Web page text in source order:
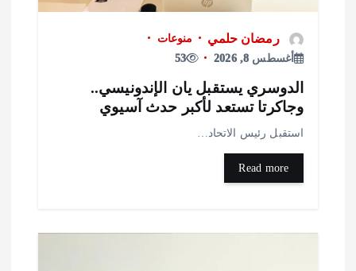
رمضان حلمي
منوعات
أغسطس 8, 2026
53
يستقبل يان الإندونيسي..
تستعد لأكبر حدث آسيوي
رئيس الاتحاد…